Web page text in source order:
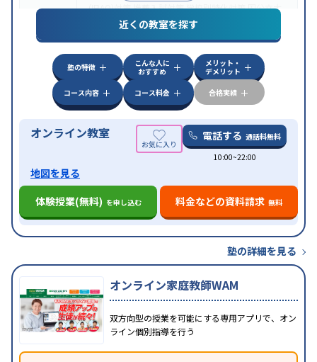
(旧AO)対策推薦入試対策学校別特化対策国公立大
私大対策共通テスト対策
英語・英会話特化
特徴
中高一貫校生に対応授業の振替可能 不登校生に対
オンライン対応 1科目から受講可能季節講習の
みの受講可
自習室あり
近くの教室を探す
塾の特徴
こんな人に
おすすめ
メリット・
デメリット
コース内容
コース料金 合格実績
オンライン教室 電話する 通話料無料
10:00~22:00
地図を見る
体験授業(無料) を申し込む 料金などの資料請求 無料
塾の詳細を見る
オンライン家庭教師WAM
双方向型の授業を可能にする専用アプリで、オン
ライン個別指導を行う